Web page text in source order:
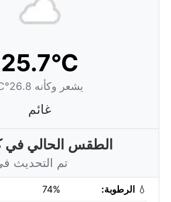
25.7°C
يشعر وكأنه 26.8°C
غائم
الطقس الحالي في
تم التحديث في 13:45
💧 الرطوبة: 74%